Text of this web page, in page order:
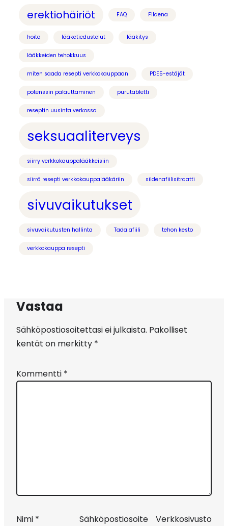
erektiohäiriöt
FAQ Fildena
hoito lääketiedustelut lääkitys
lääkkeiden tehokkuus
miten saada resepti verkkokauppaan PDE5-estäjät
potenssin palauttaminen purutabletti
reseptin uusinta verkossa
seksuaaliterveys
siirry verkkokauppalääkkeisiin
siirrä resepti verkkokauppalääkäriin sildenafiilisitraatti
sivuvaikutukset
sivuvaikutusten hallinta Tadalafiili tehon kesto
verkkokauppa resepti
Vastaa
Sähköpostiosoitettasi ei julkaista. Pakolliset
kentät on merkitty *
Kommentti *
Nimi *
Sähköpostiosoite
Verkkosivusto